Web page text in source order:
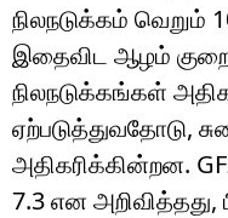
நிலநடுக்கம் வெறும்
இதைவிட ஆழம்
நிலநடுக்கங்கள்
ஏற்படுத்துவதோடு,
அதிகரிக்கின்றன.
7.3 என